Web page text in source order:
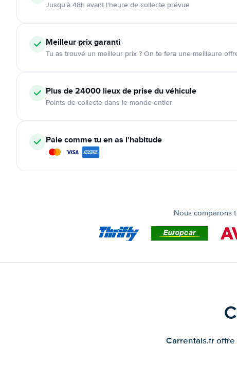
Jusqu'à 48h avant l'heure de collecte prévue
Meilleur prix garanti
Tu as trouvé un meilleur prix ? On te fera une meilleure
Plus de 24000 lieux de prise du véhicule
Points de collecte dans le monde entier
Paie comme tu en as l'habitude
Nous comparons
Carrentals.fr